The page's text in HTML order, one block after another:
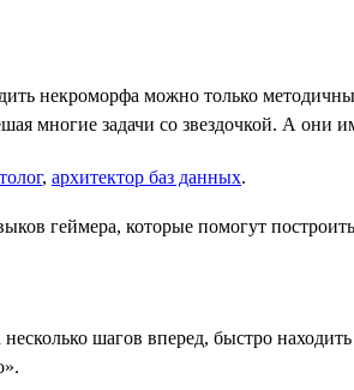
некроморфа можно только
многие задачи со звездочкой. А они
, архитектор баз данных.
шагов вперед, быстро